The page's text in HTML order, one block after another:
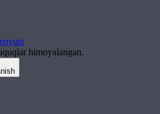
himoyalangan.